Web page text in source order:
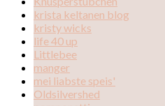
krista keltanen blog
kristy wicks
life 40 up
Littlebee
manger
mei liabste speis'
Oldsilvershed